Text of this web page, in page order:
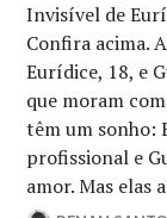
Invisível de
Confira acima.
Eurídice, 18, e
que moram
têm um sonho:
profissional e
amor. Mas elas